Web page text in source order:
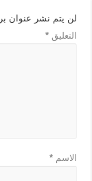
لن يتم نشر عنوان
التعليق*
الاسم*